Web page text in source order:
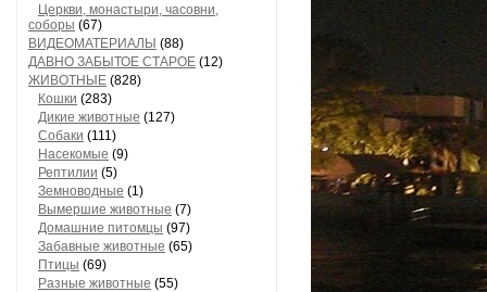
Церкви, монастыри, часовни,
соборы (67)
ВИДЕОМАТЕРИАЛЫ (88)
ДАВНО ЗАБЫТОЕ СТАРОЕ (12)
ЖИВОТНЫЕ (828)
Кошки (283)
Дикие животные (127)
Собаки (111)
Насекомые (9)
Рептилии (5)
Земноводные (1)
Вымершие животные (7)
Домашние питомцы (97)
Забавные животные (65)
Птицы (69)
Разные животные (55)